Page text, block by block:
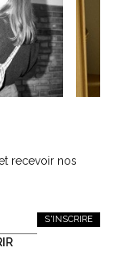
recevoir nos
S'INSCRIRE